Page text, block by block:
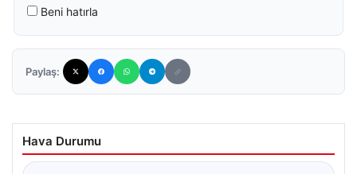
Beni hatırla
Paylaş:
Hava Durumu